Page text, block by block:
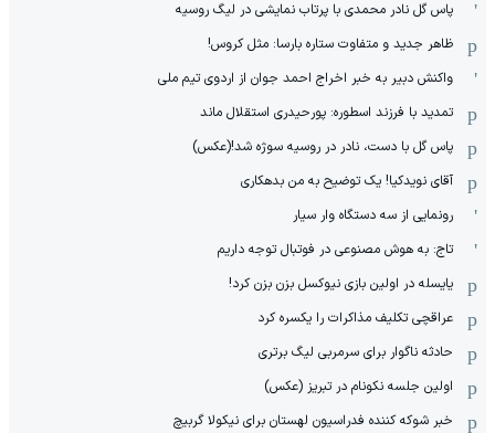
پاس گل نادر محمدی با پرتاب نمایشی در لیگ روسیه
ظاهر جدید و متفاوت ستاره بارسا: مثل کروس!
واکنش دبیر به خبر اخراج احمد جوان از اردوی تیم ملی
تمدید با فرزند اسطوره: پورحیدری استقلال ماند
پاس گل با دست، نادر در روسیه سوژه شد!(عکس)
آقای نویدکیا! یک توضیح به من بدهکاری
رونمایی از سه دستگاه وار سیار
تاج: به هوش مصنوعی در فوتبال توجه داریم
یایسله در اولین بازی نیوکسل بزن بزن کرد!
عراقچی تکلیف مذاکرات را یکسره کرد
حادثه ناگوار برای سرمربی لیگ برتری
اولین جلسه نکونام در تبریز (عکس)
خبر شوکه کننده فدراسیون لهستان برای نیکولا گربیچ